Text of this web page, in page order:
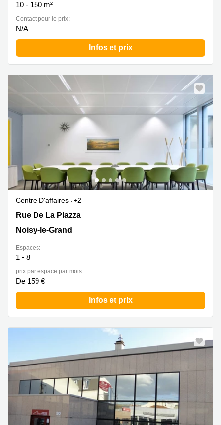
10 - 150 m²
Contact pour le prix:
N/A
Infos et prix
Centre D'affaires
+2
201 Rue De La Piazza, Noisy-le-Grand
Rue De La Piazza
Noisy-le-Grand
Espaces:
1 - 8
prix par espace par mois:
De 159 €
Infos et prix